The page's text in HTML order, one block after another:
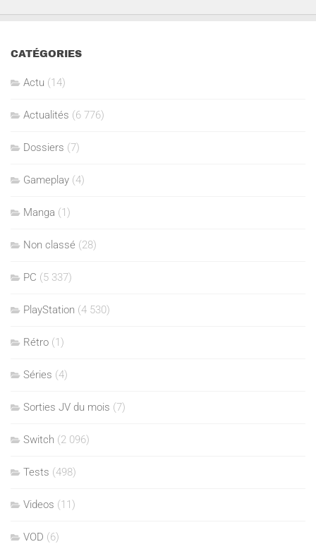
CATÉGORIES
Actu (14)
Actualités (6 776)
Dossiers (7)
Gameplay (4)
Manga (1)
Non classé (28)
PC (5 337)
PlayStation (4 530)
Rétro (1)
Séries (4)
Sorties JV du mois (7)
Switch (2 096)
Tests (498)
Videos (11)
VOD (6)